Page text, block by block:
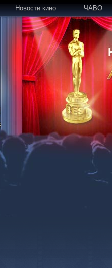
Новости кино ЧАВО